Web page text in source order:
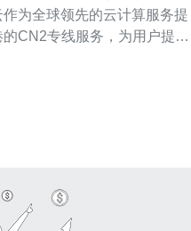
为全球领先的云计算服务提
CN2专线服务，为用户提供
和完善的基础设施。阿里云